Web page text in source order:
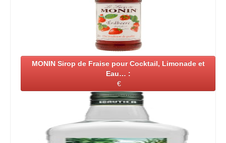
MONIN Sirop de Fraise pour Cocktail, Limonade et
Eau… :
€